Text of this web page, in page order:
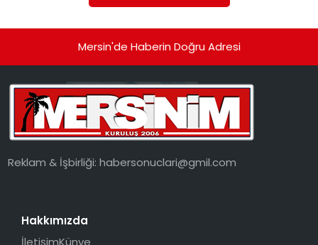
Mersin'de Haberin Doğru Adresi
Reklam & İşbirliği:habersonuclari@gmil.com
Hakkımızda
İletişimKünye